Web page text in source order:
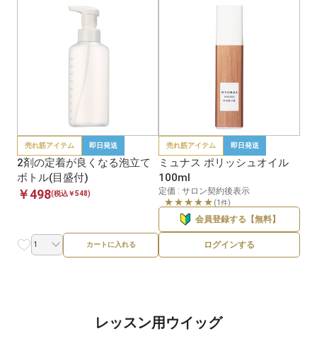
売れ筋アイテム 即日発送
2剤の定着が良くなる泡立て
ボトル(目盛付)
￥498(税込￥548)
カートに入れる
売れ筋アイテム 即日発送
ミュナス ポリッシュオイル
100ml
定価 : サロン契約後表示
★★★★★ (1件)
会員登録する【無料】
ログインする
レッスン用ウイッグ